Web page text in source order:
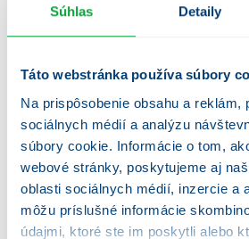
Súhlas Detaily
Táto webstránka používa súbory
Na prispôsobenie obsahu a
sociálnych médií a analýzu
súbory cookie. Informácie o tom,
webové stránky, poskytujeme aj
oblasti sociálnych médií, inzercie a
môžu príslušné informácie
údajmi, ktoré ste im poskytli alebo
Penta Hospitals
Estonia through the
Südamekodud
The transaction marks the
EU market and strengthens its